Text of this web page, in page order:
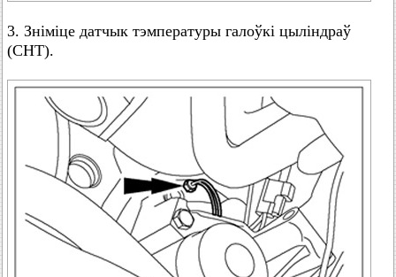
3. Зніміце датчык тэмпературы галоўкі цыліндраў
(СНТ).